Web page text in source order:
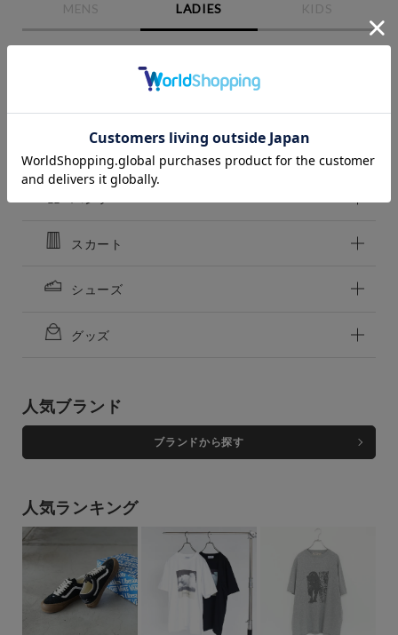
商品タイプ
在庫
BLACK
残りわずか
カートに入れる
close
close
BLACK
残りわずか
カートに入れる
MENS LADIES KIDS
アウター
パンツ
スカート
シューズ
グッズ
人気ブランド
ブランドから探す
人気ランキング